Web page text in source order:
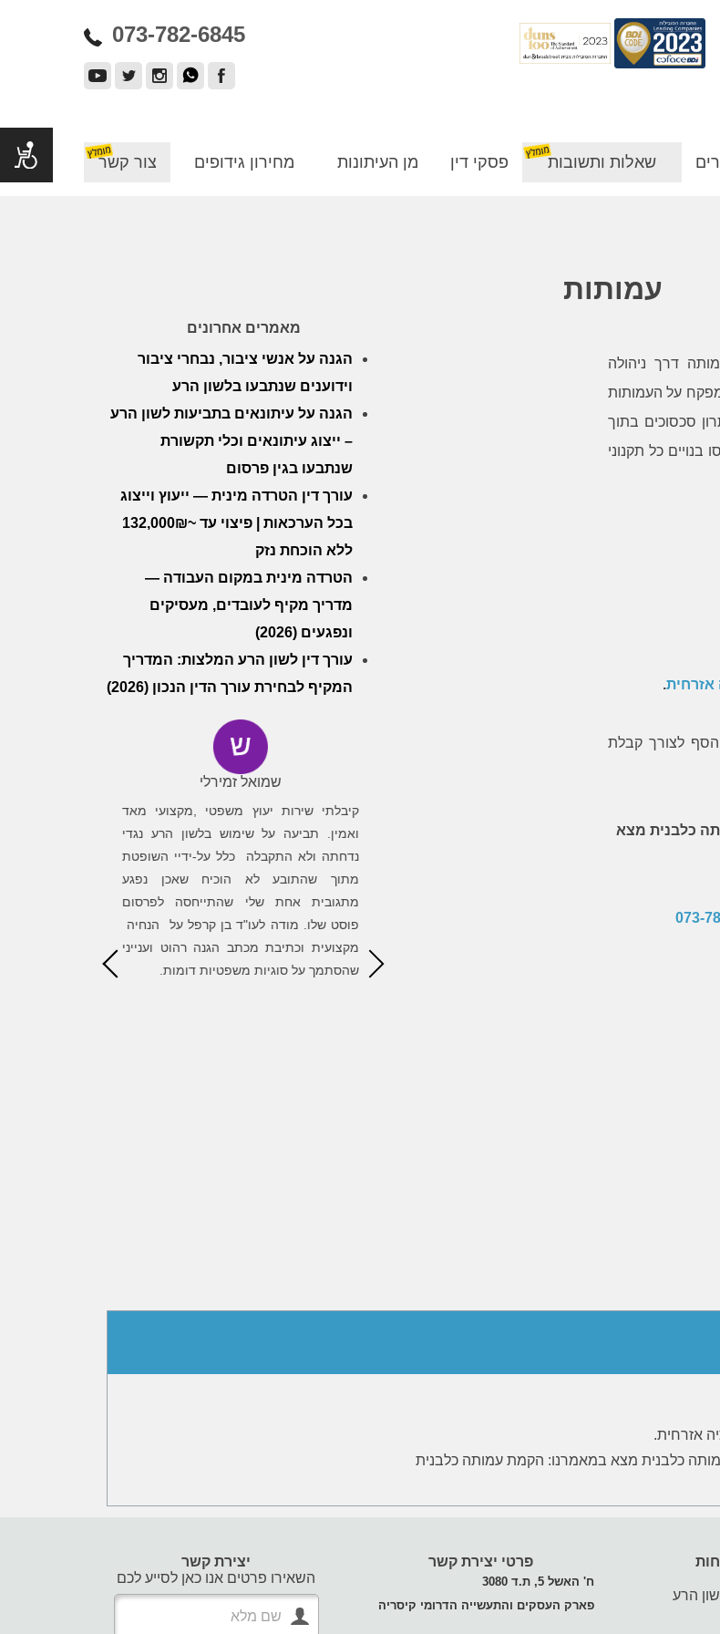
073-782-6845
שאלות ותשובות פסקי דין מן העיתונות מחירון גידופים צור קשר
עמותות
דרך ניהולה
על העמותות
סכסוכים בתוך
כל תקנוני
אזרחית.
הסף לצורך קבלת
כלבנית מצא
073-
מאמרים אחרונים
הגנה על אנשי ציבור, נבחרי ציבור
וידוענים שנתבעו בלשון הרע
הגנה על עיתונאים בתביעות לשון הרע
– ייצוג עיתונאים וכלי תקשורת
שנתבעו בגין פרסום
עורך דין הטרדה מינית — ייעוץ וייצוג
בכל הערכאות | פיצוי עד ~132,000₪
ללא הוכחת נזק
הטרדה מינית במקום העבודה —
מדריך מקיף לעובדים, מעסיקים
ונפגעים (2026)
עורך דין לשון הרע המלצות: המדריך
המקיף לבחירת עורך הדין הנכון (2026)
כדי
שהכפישו את שמו, את המקצועיות שלו ואת
שמואל זמירלי
קיבלתי שירות יעוץ משפטי ,מקצועי מאד
ואמין. תביעה על שימוש בלשון הרע נגדי
נדחתה ולא התקבלה כלל על-ידיי השופטת
מתוך שהתובע לא הוכיח שאכן נפגע
מתגובית אחת שלי שהתייחסה לפרסום
פוסט שלו. מודה לעו"ד בן קרפל על הנחיה
מקצועית וכתיבת מכתב הגנה רהוט וענייני
שהסתמך על סוגיות משפטיות דומות.
אזרחית.
כלבנית מצא במאמרנו: הקמת עמותה כלבנית
הרע
פרטי יצירת קשר
ח' האשל 5, ת.ד 3080
פארק העסקים והתעשייה הדרומי קיסריה
יצירת קשר
השאירו פרטים אנו כאן לסייע לכם